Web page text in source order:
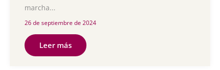
marcha...
26 de septiembre de 2024
Leer más